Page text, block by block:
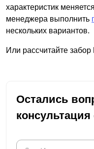
характеристик
менеджера выполнить
нескольких вариантов.
Или рассчитайте
Остались